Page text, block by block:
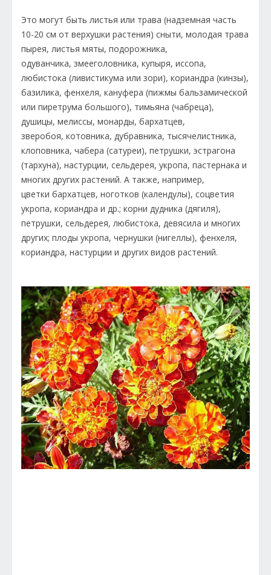
Это могут быть листья или трава (надземная часть
10-20 см от верхушки растения) сныти, молодая трава
пырея, листья мяты, подорожника,
одуванчика, змееголовника, купыря, иссопа,
любистока (ливистикума или зори), кориандра (кинзы),
базилика, фенхеля, кануфера (пижмы бальзамической
или пиретрума большого), тимьяна (чабреца),
душицы, мелиссы, монарды, бархатцев,
зверобоя, котовника, дубравника, тысячелистника,
клоповника, чабера (сатуреи), петрушки, эстрагона
(тархуна), настурции, сельдерея, укропа, пастернака и
многих других растений. А также, например,
цветки бархатцев, ноготков (календулы), соцветия
укропа, кориандра и др.; корни дудника (дягиля),
петрушки, сельдерея, любистока, девясила и многих
других; плоды укропа, чернушки (нигеллы), фенхеля,
кориандра, настурции и других видов растений.